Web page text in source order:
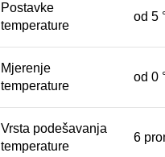
Postavke
temperature
od 5
Mjerenje
temperature
od 0
Vrsta podešavanja
temperature
6